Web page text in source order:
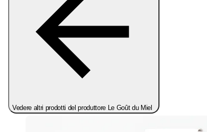
Vedere altri prodotti del produttore Le Goût du Miel